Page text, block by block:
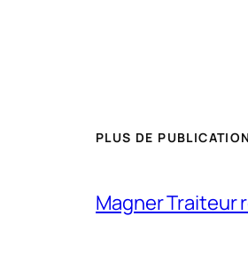
PLUS DE
Magner Traiteur